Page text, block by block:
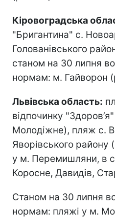
Кіровоградська
"Бригантина" с.
Голованівського
станом на 30 липня
нормам: м. Гайворон
Львівська область:
відпочинку
Молодіжне), пляж с.
Яворівського
у м. Перемишляни, в
Коросне, Давидів,
Станом на 30 липня
нормам: пляжі у м.